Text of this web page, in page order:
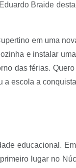
Braide
em uma
e instalar
das férias.
a escola a
educacional.
lugar no